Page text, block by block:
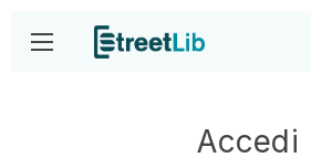
Accedi